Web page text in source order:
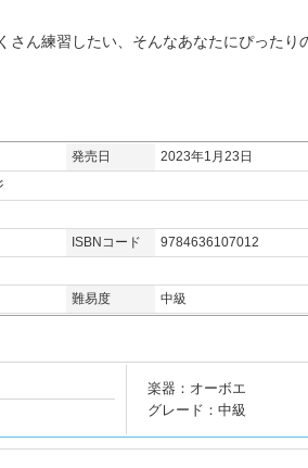
さん練習したい、そんなあなたにぴったり
発売日
2023年1月23日
ISBNコード
9784636107012
難易度 中級
楽器：オーボエ
グレード：中級